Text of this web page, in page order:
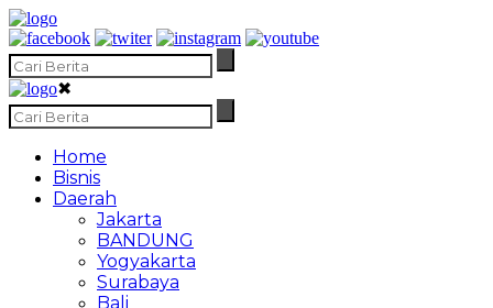
✖
Home
Bisnis
Daerah
Jakarta
BANDUNG
Yogyakarta
Surabaya
Bali